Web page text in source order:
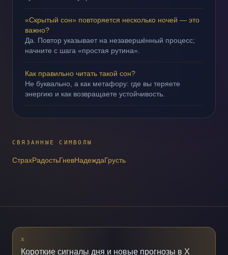
«Скрытый сон» повторяется несколько ночей — это
важно?
Да. Повтор указывает на незавершённый процесс;
начните с шага «простая рутина».
Как правильно читать такой сон?
Не буквально, а как метафору: где вы теряете
энергию и как возвращаете устойчивость.
СВЯЗАННЫЕ СИМВОЛЫ
СтрахРадостьГневНадеждаГрусть
X
Короткие сигналы дня и новые прогнозы в X